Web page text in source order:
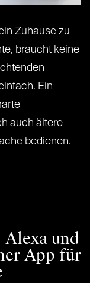
Zuhause zu
braucht keine
Ein
auch ältere
bedienen.
und
App für